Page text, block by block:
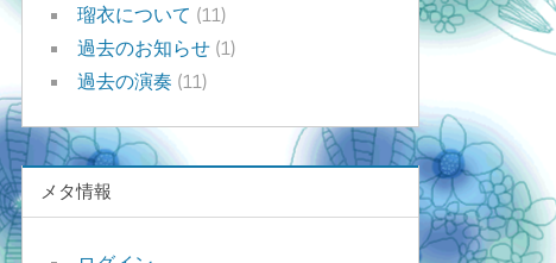
瑠衣について (11)
過去のお知らせ (1)
過去の演奏 (11)
メタ情報